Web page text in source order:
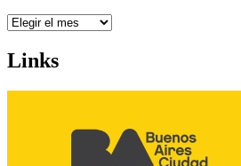
Archivo
Links